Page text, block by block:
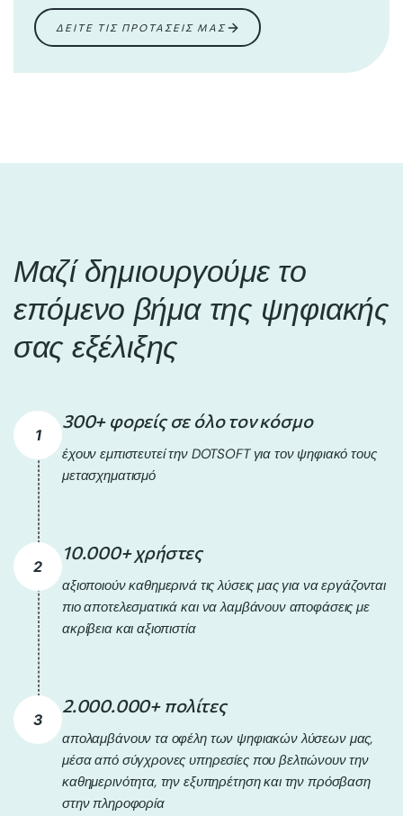
ΔΕΙΤΕ ΤΙΣ ΠΡΟΤΑΣΕΙΣ ΜΑΣ
ΔΕΙΤΕ ΤΙΣ ΠΡΟΤΑΣΕΙΣ ΜΑΣ
ΔΕΙΤΕ ΤΙΣ ΠΡΟΤΑΣΕΙΣ ΜΑΣ
ΔΕΙΤΕ ΤΙΣ ΠΡΟΤΑΣΕΙΣ ΜΑΣ
Μαζί δημιουργούμε το
επόμενο βήμα της ψηφιακής
σας εξέλιξης
1
300+ φορείς σε όλο τον κόσμο
έχουν εμπιστευτεί την DOTSOFT για τον ψηφιακό τους
μετασχηματισμό
2
10.000+ χρήστες
αξιοποιούν καθημερινά τις λύσεις μας για να εργάζονται
πιο αποτελεσματικά και να λαμβάνουν αποφάσεις με
ακρίβεια και αξιοπιστία
3
2.000.000+ πολίτες
απολαμβάνουν τα οφέλη των ψηφιακών λύσεων μας,
μέσα από σύγχρονες υπηρεσίες που βελτιώνουν την
καθημερινότητα, την εξυπηρέτηση και την πρόσβαση
στην πληροφορία